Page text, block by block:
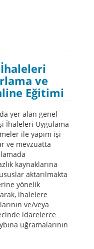
İhaleleri
ve
Eğitimi
yer alan genel
İhaleleri Uygulama
ile yapım işi
ve mevzuatta
kaynaklarına
aktarılmakta
yönelik
ihalelere
ve/veya
idarelerce
uğramalarının